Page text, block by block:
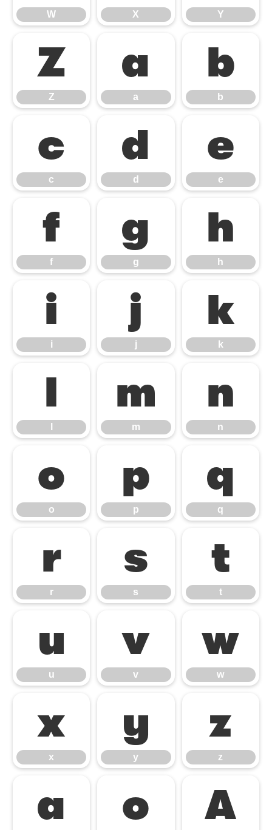
W X Y
Z
Z
a
a
b
b
c
c
d
d
e
e
f
f
g
g
h
h
i
i
j
j
k
k
l m
m
n
n
o
o
p
p
q
q
r
r
s
s
t
t
u
u
v
v
w
w
x
x
y
y
z
z
ª º À